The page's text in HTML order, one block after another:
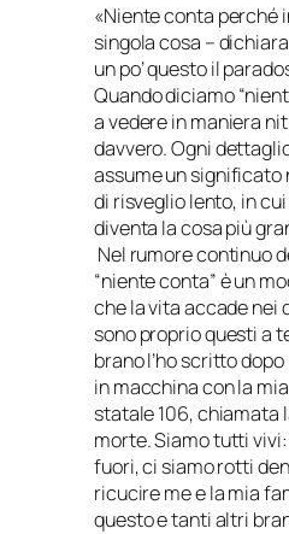
«Niente conta perché
singola cosa –
un po’ questo il
Quando diciamo
a vedere in maniera
davvero. Ogni
assume un significato
di risveglio lento, in
diventa la cosa più
Nel rumore continuo
“niente conta” è un
che la vita accade nei
sono proprio questi a
brano l’ho scritto
in macchina con la
statale 106, chiamata
morte. Siamo tutti
fuori, ci siamo rotti
ricucire me e la mia
questo e tanti altri